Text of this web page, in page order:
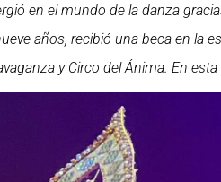
en el mundo de la danza
años, recibió una beca en la
y Circo del Ánima. En